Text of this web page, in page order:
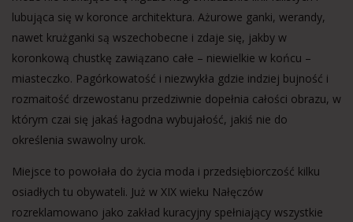
lubująca się w koronce architektura. Ażurowe ganki, werandy,
nawet krużganki są wszechobecne i zdaje się, jakby w
koronkową chustkę zawiązano całe – niewielkie w końcu –
miasteczko. Pagórkowatość i niezwykła gdzie indziej bujność i
rozmaitość drzewostanu przedziwnie dopełnia całości obrazu, w
którym czai się jakaś łagodna wybujałość, jakiś nie do
określenia swawolny urok.
Miejsce to powołała do życia moda i przedsiębiorczość kilku
osiadłych tu obywateli. Już w XIX wieku Nałęczów
rozreklamowano jako zakład kuracyjny spełniający wszystkie